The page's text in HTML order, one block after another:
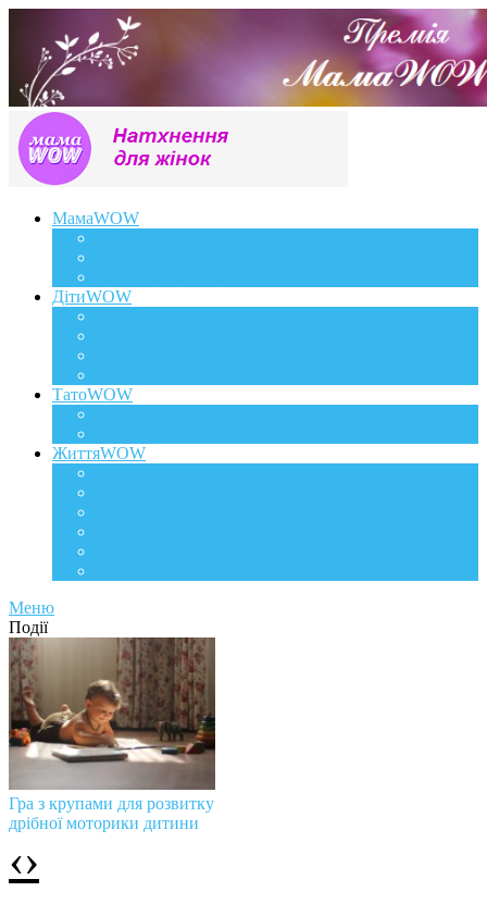
МамаWOW
ДітиWOW
ТатоWOW
ЖиттяWOW
Меню
Події
Гра з крупами для розвитку
дрібної моторики дитини
‹›